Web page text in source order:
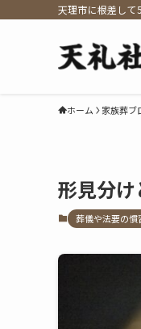
天理市に根差して
ホーム 家族葬ブ
形見分
葬儀や法要の慣